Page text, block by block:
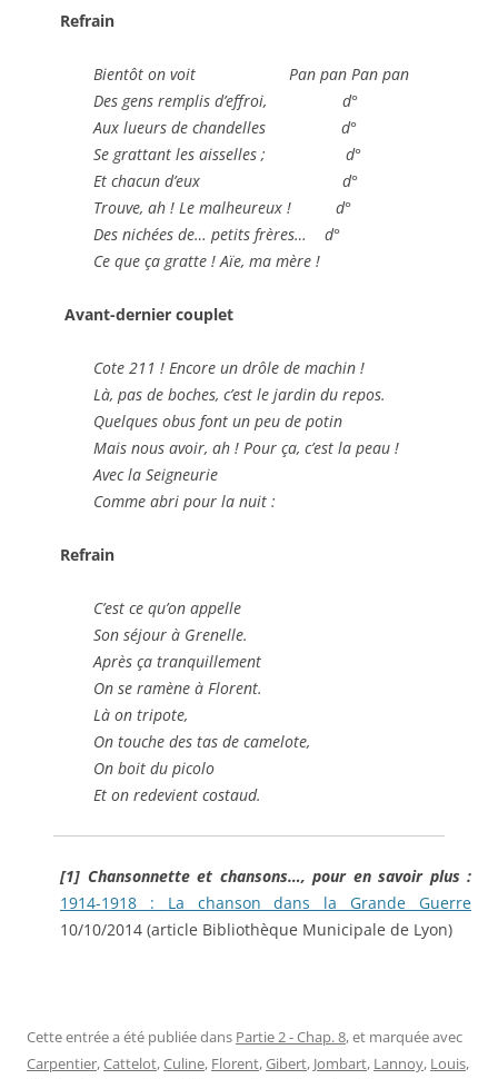
Refrain
Bientôt on voit Pan pan Pan pan
Des gens remplis d’effroi, d°
Aux lueurs de chandelles d°
Se grattant les aisselles ; d°
Et chacun d’eux d°
Trouve, ah ! Le malheureux ! d°
Des nichées de… petits frères… d°
Ce que ça gratte ! Aïe, ma mère !
Avant-dernier couplet
Cote 211 ! Encore un drôle de machin !
Là, pas de boches, c’est le jardin du repos.
Quelques obus font un peu de potin
Mais nous avoir, ah ! Pour ça, c’est la peau !
Avec la Seigneurie
Comme abri pour la nuit :
Refrain
C’est ce qu’on appelle
Son séjour à Grenelle.
Après ça tranquillement
On se ramène à Florent.
Là on tripote,
On touche des tas de camelote,
On boit du picolo
Et on redevient costaud.
[1] Chansonnette et chansons…, pour en savoir plus :
1914-1918 : La chanson dans la Grande Guerre
10/10/2014 (article Bibliothèque Municipale de Lyon)
Cette entrée a été publiée dans Partie 2 - Chap. 8, et marquée avec
Carpentier,Cattelot,Culine, Florent,Gibert, Jombart, Lannoy, Louis,